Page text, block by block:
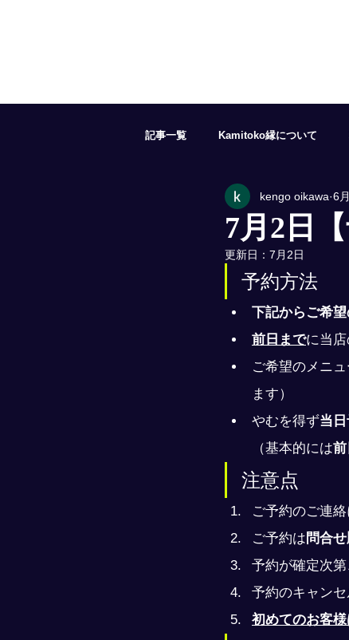
記事一覧 Kamitoko縁について
５月の予約状況 ６月の予約状
１１月の予約状況 １２月の予
7月2日
kengo oikawa 6
更新日： 7月2日
予約方法
下記からご希望
前日までに当
ご希望のメニ
ます）
やむを得ず当
（基本的には前
注意点
ご予約のご連絡
ご予約は 問合
予約が確定次第
予約のキャンセ
初めてのお客